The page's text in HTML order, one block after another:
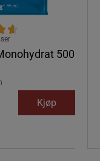
500
Kjøp